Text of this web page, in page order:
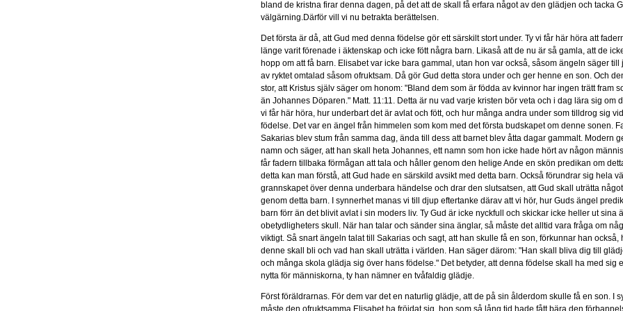
bland de kristna firar denna dagen, på det att de skall få erfara något av den glädjen och tacka
välgärning.Därför vill vi nu betrakta berättelsen.
Det första är då, att Gud med denna födelse gör ett särskilt stort under. Ty vi får här höra att
länge varit förenade i äktenskap och icke fött några barn. Likaså att de nu är så gamla, att de
hopp om att få barn. Elisabet var icke bara gammal, utan hon var också, såsom ängeln säger till
av ryktet omtalad såsom ofruktsam. Då gör Gud detta stora under och ger henne en son. Och
stor, att Kristus själv säger om honom: "Bland dem som är födda av kvinnor har ingen trätt fram
än Johannes Döparen." Matt. 11:11. Detta är nu vad varje kristen bör veta och i dag lära sig om
vi får här höra, hur underbart det är avlat och fött, och hur många andra under som tilldrog sig
födelse. Det var en ängel från himmelen som kom med det första budskapet om denne sonen.
Sakarias blev stum från samma dag, ända till dess att barnet blev åtta dagar gammalt. Modern
namn och säger, att han skall heta Johannes, ett namn som hon icke hade hört av någon
får fadern tillbaka förmågan att tala och håller genom den helige Ande en skön predikan om
detta kan man förstå, att Gud hade en särskild avsikt med detta barn. Också förundrar sig hela
grannskapet över denna underbara händelse och drar den slutsatsen, att Gud skall uträtta
genom detta barn. I synnerhet manas vi till djup eftertanke därav att vi hör, hur Guds ängel
barn förr än det blivit avlat i sin moders liv. Ty Gud är icke nyckfull och skickar icke heller ut sina
obetydligheters skull. När han talar och sänder sina änglar, så måste det alltid vara fråga om
viktigt. Så snart ängeln talat till Sakarias och sagt, att han skulle få en son, förkunnar han också,
denne skall bli och vad han skall uträtta i världen. Han säger därom: "Han skall bliva dig till
och många skola glädja sig över hans födelse." Det betyder, att denna födelse skall ha med sig
nytta för människorna, ty han nämner en tvåfaldig glädje.
Först föräldrarnas. För dem var det en naturlig glädje, att de på sin ålderdom skulle få en son. I
måste den ofruktsamma Elisabet ha fröjdat sig, hon som så lång tid hade fått bära den